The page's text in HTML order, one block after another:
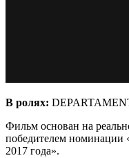
В ролях:
Фильм основан на
победителем номинации
2017 года».